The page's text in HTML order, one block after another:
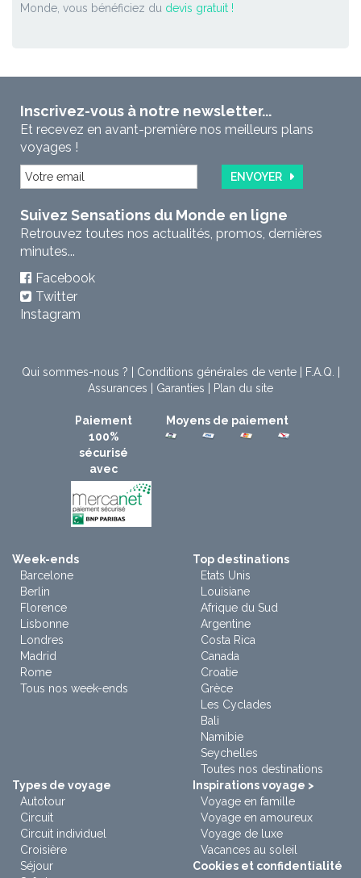
Monde, vous bénéficiez du devis gratuit !
Inscrivez-vous à notre newsletter...
Et recevez en avant-première nos meilleurs plans
voyages !
ENVOYER
Suivez Sensations du Monde en ligne
Retrouvez toutes nos actualités, promos, dernières
minutes...
Facebook
Twitter
Instagram
Qui sommes-nous ? Conditions générales de vente| F.A.Q.
Assurances
Garanties Plan du site
Paiement
100%
sécurisé
avec
Moyens de paiement
Week-ends
Barcelone
Berlin
Florence
Lisbonne
Londres
Madrid
Rome
Tous nos week-ends
Top destinations
Etats Unis
Louisiane
Afrique du Sud
Argentine
Costa Rica
Canada
Croatie
Grèce
Les Cyclades
Bali
Namibie
Seychelles
Toutes nos destinations
Types de voyage
Autotour
Circuit
Circuit individuel
Croisière
Séjour
Inspirations voyage >
Voyage en famille
Voyage en amoureux
Voyage de luxe
Vacances au soleil
Cookies et confidentialité